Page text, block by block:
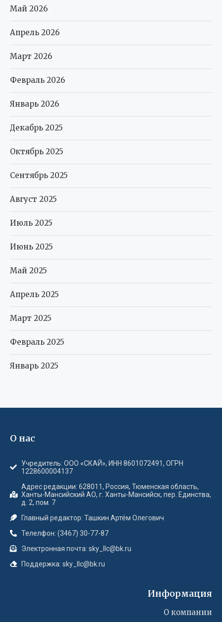
Май 2026
Апрель 2026
Март 2026
Февраль 2026
Январь 2026
Декабрь 2025
Октябрь 2025
Сентябрь 2025
Август 2025
Июль 2025
Июнь 2025
Май 2025
Апрель 2025
Март 2025
Февраль 2025
Январь 2025
О нас
Учредитель: ООО «СКАЙ», ИНН 8601072491, ОГРН
1228600004137
Адрес редакции: 628011, Россия, Тюменская область,
Ханты-Мансийский АО, г. Ханты-Мансийск, пер. Единства,
д. 2, пом. 7
Главный редактор: Ташкин Артём Олегович
Телелфон: (3467) 30-77-87
Электронная почта: sky_llc@bk.ru
Поддержка: sky_llc@bk.ru
Информация
О компании